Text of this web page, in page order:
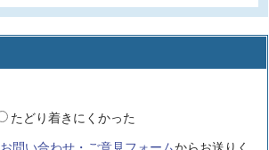
たどり着きにくかった
お問い合わせ・ご意見フォームからお送りく